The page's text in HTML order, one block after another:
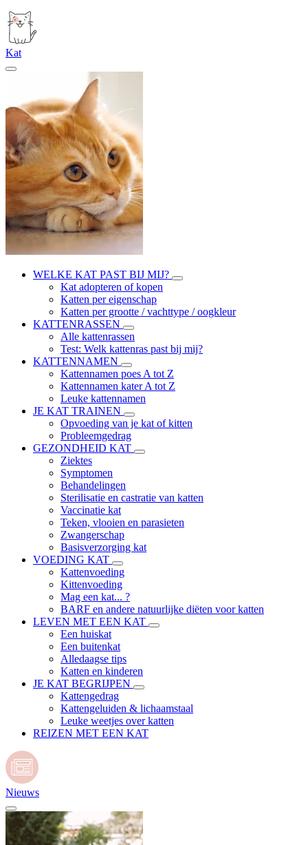
Kat
WELKE KAT PAST BIJ MIJ?
Kat adopteren of kopen
Katten per eigenschap
Katten per grootte / vachttype / oogkleur
KATTENRASSEN
Alle kattenrassen
Test: Welk kattenras past bij mij?
KATTENNAMEN
Kattennamen poes A tot Z
Kattennamen kater A tot Z
Leuke kattennamen
JE KAT TRAINEN
Opvoeding van je kat of kitten
Probleemgedrag
GEZONDHEID KAT
Ziektes
Symptomen
Behandelingen
Sterilisatie en castratie van katten
Vaccinatie kat
Teken, vlooien en parasieten
Zwangerschap
Basisverzorging kat
VOEDING KAT
Kattenvoeding
Kittenvoeding
Mag een kat... ?
BARF en andere natuurlijke diëten voor katten
LEVEN MET EEN KAT
Een huiskat
Een buitenkat
Alledaagse tips
Katten en kinderen
JE KAT BEGRIJPEN
Kattengedrag
Kattengeluiden & lichaamstaal
Leuke weetjes over katten
REIZEN MET EEN KAT
Nieuws